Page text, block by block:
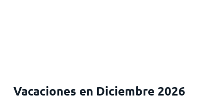
Vacaciones en Diciembre 2026